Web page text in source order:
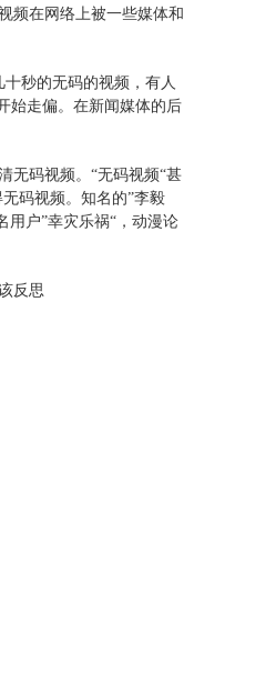
频在网络上被一些媒体和
秒的无码的视频，有人
始走偏。在新闻媒体的后
无码视频。“无码视频“甚
码视频。知名的”李毅
用户”幸灾乐祸“，动漫论
反思